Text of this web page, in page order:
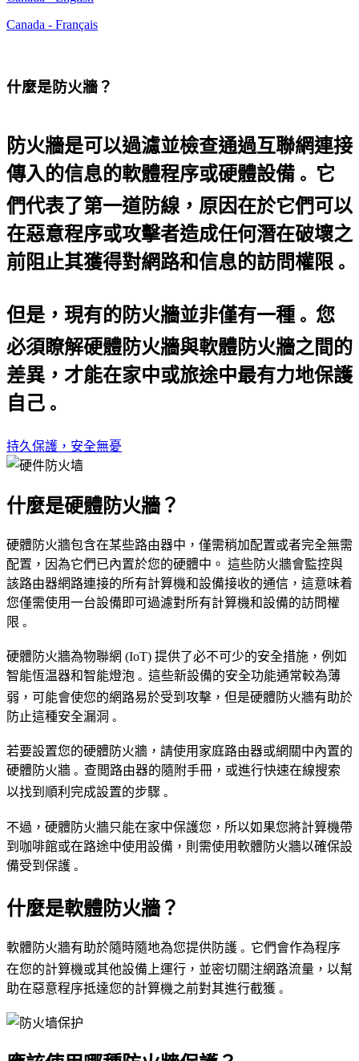
Canada - English
Canada - Français
什麼是防火牆？
防火牆是可以過濾並檢查通過互聯網連接
傳入的信息的軟體程序或硬體設備
它
們代表了第一道防線，原因在於它們可以
在惡意程序或攻擊者造成任何潛在破壞之
前阻止其獲得對網路和信息的訪問權限
但是，現有的防火牆並非僅有一種
您
必須瞭解硬體防火牆與軟體防火牆之間的
差異，才能在家中或旅途中最有力地保護
自己
持久保護，安全無憂
什麼是硬體防火牆？
硬體防火牆包含在某些路由器中，僅需稍加配置或者完全無需
配置，因為它們已內置於您的硬體中。 這些防火牆會監控與
該路由器網路連接的所有計算機和設備接收的通信，這意味着
您僅需使用一台設備即可過濾對所有計算機和設備的訪問權
限
硬體防火牆為物聯網 (IoT) 提供了必不可少的安全措施，例如
智能恆温器和智能燈泡 。 這些新設備的安全功能通常較為薄
弱，可能會使您的網路易於受到攻擊，但是硬體防火牆有助於
防止這種安全漏洞
若要設置您的硬體防火牆，請使用家庭路由器或網關中內置的
硬體防火牆。 查閲路由器的隨附手冊，或進行快速在線搜索
以找到順利完成設置的步驟
不過，硬體防火牆只能在家中保護您，所以如果您將計算機帶
到咖啡館或在路途中使用設備，則需使用軟體防火牆以確保設
備受到保護
什麼是軟體防火牆？
軟體防火牆有助於隨時隨地為您提供防護。 它們會作為程序
在您的計算機或其他設備上運行，並密切關注網路流量，以幫
助在惡意程序抵達您的計算機之前對其進行截獲